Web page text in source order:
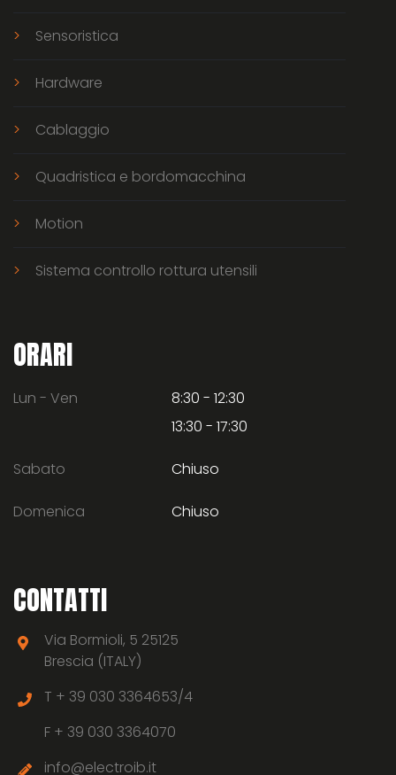
Sensoristica
Hardware
Cablaggio
Quadristica e bordomacchina
Motion
Sistema controllo rottura utensili
ORARI
Lun - Ven
8:30 - 12:30
13:30 - 17:30
Sabato Chiuso
Domenica Chiuso
CONTATTI
Via Bormioli, 5 25125
Brescia (ITALY)
T + 39 030 3364653/4
F + 39 030 3364070
info@electroib.it